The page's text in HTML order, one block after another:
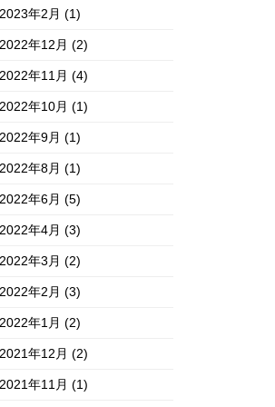
2023年2月(1)
2022年12月(2)
2022年11月(4)
2022年10月(1)
2022年9月(1)
2022年8月(1)
2022年6月(5)
2022年4月(3)
2022年3月(2)
2022年2月(3)
2022年1月(2)
2021年12月(2)
2021年11月(1)